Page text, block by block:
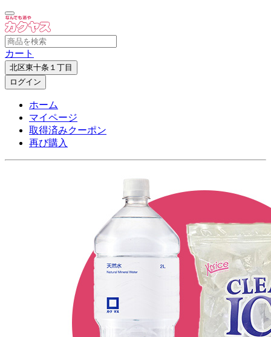
カート
北区東十条１丁目
ログイン
ホーム
マイページ
取得済みクーポン
再び購入